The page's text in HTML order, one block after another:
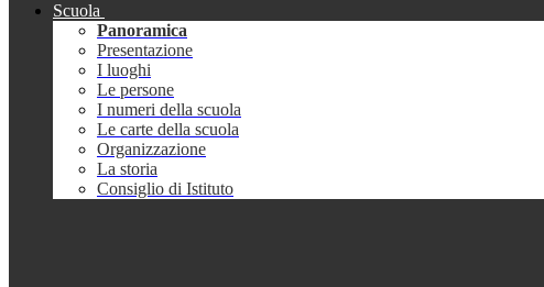
Scuola
Panoramica
Presentazione
I luoghi
Le persone
I numeri della scuola
Le carte della scuola
Organizzazione
La storia
Consiglio di Istituto